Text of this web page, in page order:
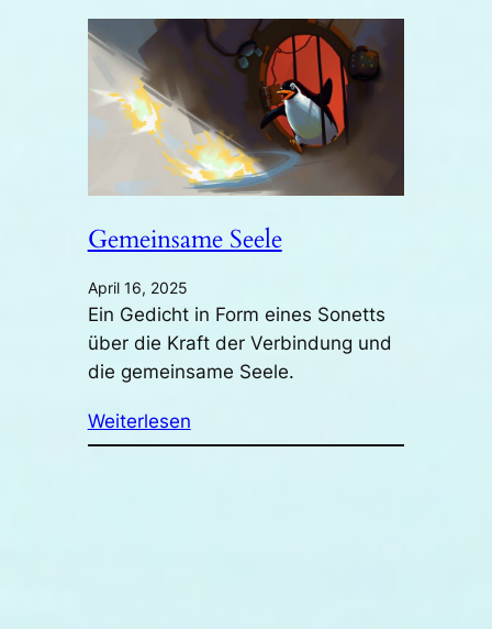
Gemeinsame Seele
April 16, 2025
Ein Gedicht in Form eines Sonetts
über die Kraft der Verbindung und
die gemeinsame Seele.
Weiterlesen